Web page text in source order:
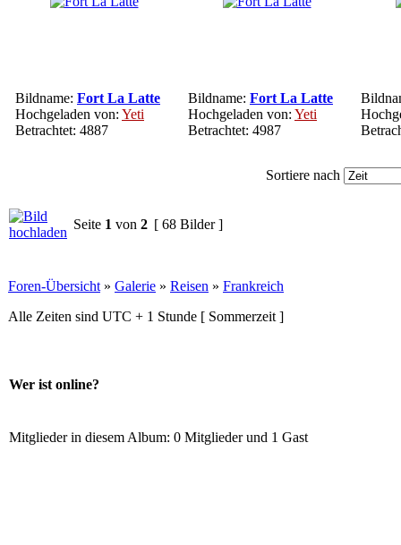
Bildname: Fort La Latte
Hochgeladen von: Yeti
Betrachtet: 4887
Bildname: Fort La Latte
Hochgeladen von: Yeti
Betrachtet: 4987
Sortiere nach
Seite 1 von 2 [ 68 Bilder ]
Foren-Übersicht » Galerie » Reisen » Frankreich
Alle Zeiten sind UTC + 1 Stunde [ Sommerzeit ]
Wer ist online?
Mitglieder in diesem Album: 0 Mitglieder und 1 Gast